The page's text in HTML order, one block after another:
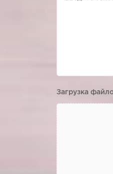
Загрузка